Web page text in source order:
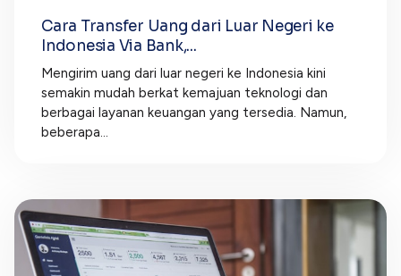
Cara Transfer Uang dari Luar Negeri ke
Indonesia Via Bank,...
Mengirim uang dari luar negeri ke Indonesia kini
semakin mudah berkat kemajuan teknologi dan
berbagai layanan keuangan yang tersedia. Namun,
beberapa...